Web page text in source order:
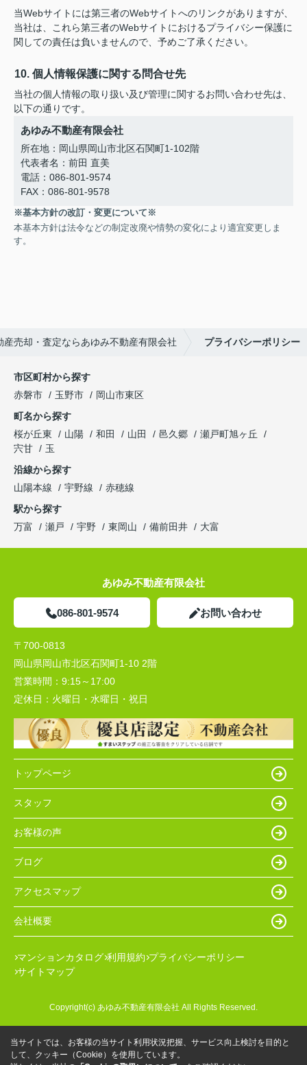
当Webサイトには第三者のWebサイトへのリンクがありますが、
当社は、これら第三者のWebサイトにおけるプライバシー保護に
関しての責任は負いませんので、予めご了承ください。
10. 個人情報保護に関する問合せ先
当社の個人情報の取り扱い及び管理に関するお問い合わせ先は、
以下の通りです。
あゆみ不動産有限会社
所在地：岡山県岡山市北区石関町1-102階
代表者名：前田 直美
電話：086-801-9574
FAX：086-801-9578
※基本方針の改訂・変更について※
本基本方針は法令などの制定改廃や情勢の変化により適宜変更しま
す。
売却・査定ならあゆみ不動産有限会社 プライバシーポリシー
市区町村から探す
赤磐市
玉野市
岡山市東区
町名から探す
桜が丘東
山陽 和田 山田 邑久郷
瀬戸町旭ヶ丘
宍甘
玉
沿線から探す
山陽本線
宇野線
赤穂線
駅から探す
万富
瀬戸 宇野 東岡山 備前田井 大富
あゆみ不動産有限会社
086-801-9574 お問い合わせ
〒700-0813
岡山県岡山市北区石関町1-10 2階
営業時間： 9:15～17:00
定休日： 火曜日・水曜日・祝日
トップページ
スタッフ
お客様の声
ブログ
アクセスマップ
会社概要
マンションカタログ 利用規約 プライバシーポリシー
サイトマップ
Copyright(c) あゆみ不動産有限会社 All Rights Reserved.
当サイトでは、お客様の当サイト利用状況把握、サービス向上検討を目的と
して、クッキー（Cookie）を使用しています。